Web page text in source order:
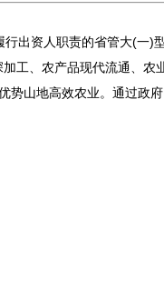
出资人职责的省管大(一)
工、农产品现代流通、农
势山地高效农业。通过政府